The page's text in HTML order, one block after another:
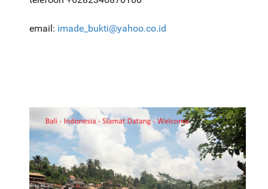
email: imade_bukti@yahoo.co.id